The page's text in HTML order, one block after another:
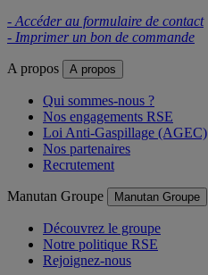
- Accéder au formulaire de contact
- Imprimer un bon de commande
A propos A propos
Qui sommes-nous ?
Nos engagements RSE
Loi Anti-Gaspillage (AGEC)
Nos partenaires
Recrutement
Manutan Groupe Manutan Groupe
Découvrez le groupe
Notre politique RSE
Rejoignez-nous